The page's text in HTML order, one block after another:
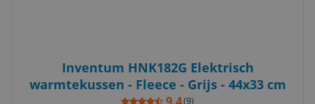
Inventum HNK182G Elektrisch
warmtekussen - Fleece - Grijs - 44x33 cm
(9)